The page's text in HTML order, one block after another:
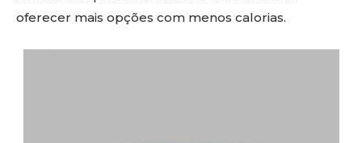
oferecer mais opções com menos calorias.